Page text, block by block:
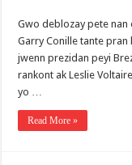
Gwo deblozay pete
Garry Conille tante
jwenn prezidan peyi
rankont ak Leslie
yo …
Read More »